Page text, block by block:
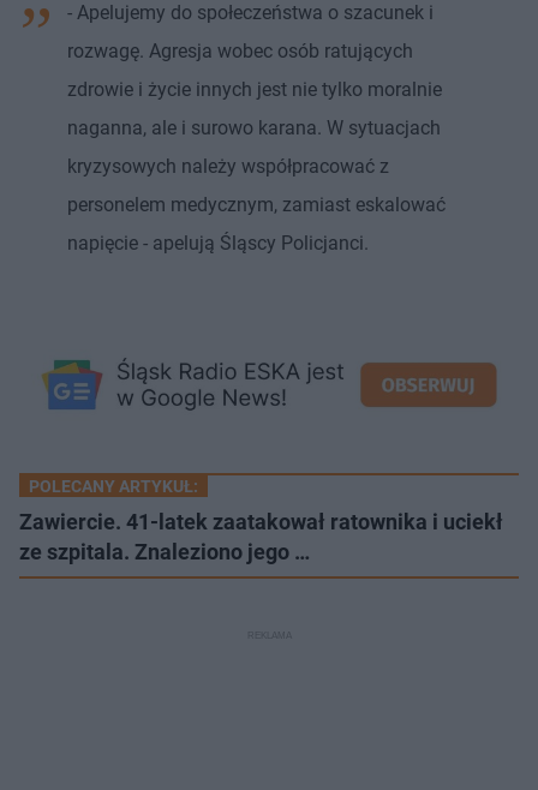
- Apelujemy do społeczeństwa o szacunek i
rozwagę. Agresja wobec osób ratujących
zdrowie i życie innych jest nie tylko moralnie
naganna, ale i surowo karana. W sytuacjach
kryzysowych należy współpracować z
personelem medycznym, zamiast eskalować
napięcie - apelują Śląscy Policjanci.
POLECANY ARTYKUŁ:
Zawiercie. 41-latek zaatakował ratownika i uciekł
ze szpitala. Znaleziono jego …